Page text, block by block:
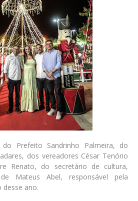
do Prefeito Sandrinho Palmeira, do
dos vereadores César Tenório
Renato, do secretário de cultura,
Mateus Abel, responsável pela
desse ano.